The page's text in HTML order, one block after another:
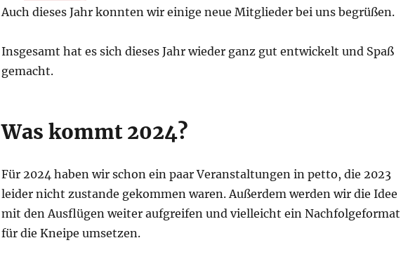
Auch dieses Jahr konnten wir einige neue Mitglieder bei uns begrüßen.
Insgesamt hat es sich dieses Jahr wieder ganz gut entwickelt und Spaß
gemacht.
Was kommt 2024?
Für 2024 haben wir schon ein paar Veranstaltungen in petto, die 2023
leider nicht zustande gekommen waren. Außerdem werden wir die Idee
mit den Ausflügen weiter aufgreifen und vielleicht ein Nachfolgeformat
für die Kneipe umsetzen.